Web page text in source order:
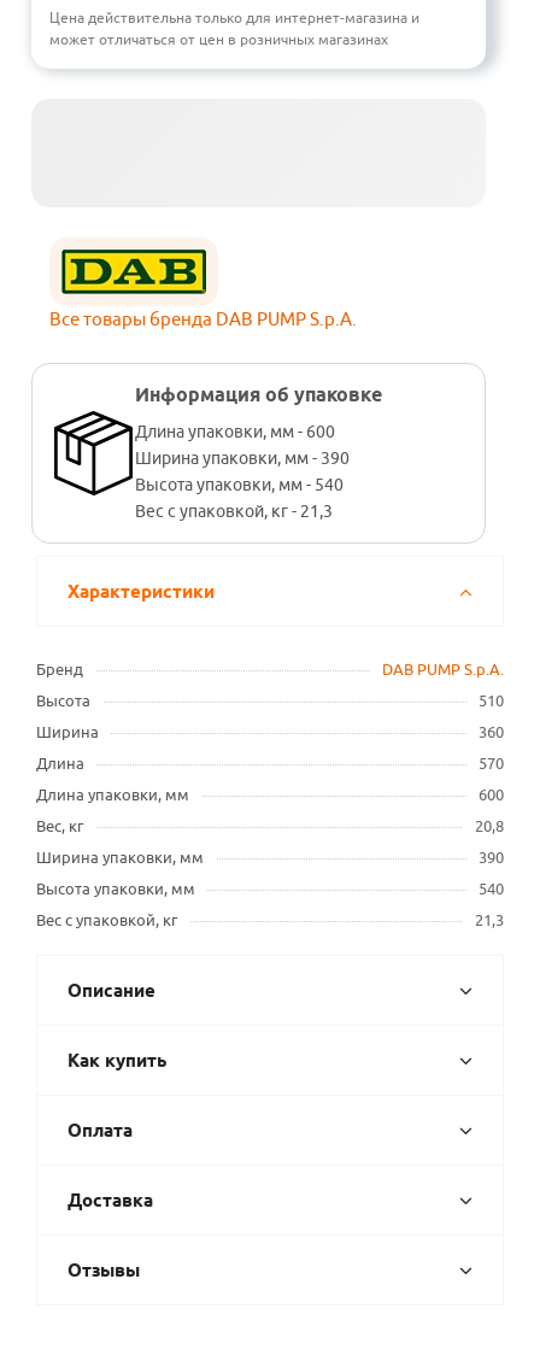
Цена действительна только для интернет-магазина и
может отличаться от цен в розничных магазинах
Все товары бренда DAB PUMP S.p.A.
Информация об упаковке
Длина упаковки, мм - 600
Ширина упаковки, мм - 390
Высота упаковки, мм - 540
Вес с упаковкой, кг - 21,3
Характеристики
Бренд
DAB PUMP S.p.A.
Высота
510
Ширина
360
Длина
570
Длина упаковки, мм
600
Вес, кг
20,8
Ширина упаковки, мм
390
Высота упаковки, мм
540
Вес с упаковкой, кг
21,3
Описание
Как купить
Оплата
Доставка
Отзывы